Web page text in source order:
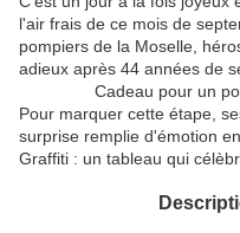
l'air frais de ce mois de
pompiers de la Moselle,
adieux après 44 années de
Cadeau pour un
Pour marquer cette étape,
surprise remplie d'émotion
Graffiti : un tableau qui